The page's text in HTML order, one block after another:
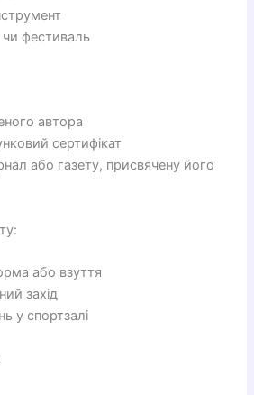
фестиваль
автора
сертифікат
або газету, присвячену його
або взуття
захід
у спортзалі